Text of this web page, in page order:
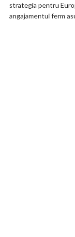
strategia pentru
angajamentul ferm